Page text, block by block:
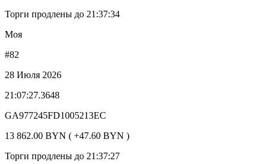
Торги продлены до 21:37:34
Моя
#82
28 Июля 2026
21:07:27.3648
GA977245FD1005213EC
13 862.00 BYN ( +47.60 BYN )
Торги продлены до 21:37:27